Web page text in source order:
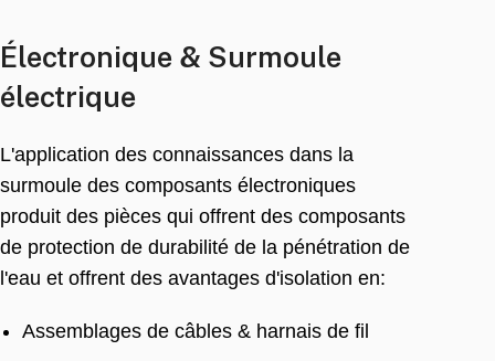
Électronique & Surmoule
électrique
L'application des connaissances dans la
surmoule des composants électroniques
produit des pièces qui offrent des composants
de protection de durabilité de la pénétration de
l'eau et offrent des avantages d'isolation en:
Assemblages de câbles & harnais de fil